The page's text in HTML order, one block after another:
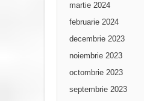
martie 2024
februarie 2024
decembrie 2023
noiembrie 2023
octombrie 2023
septembrie 2023